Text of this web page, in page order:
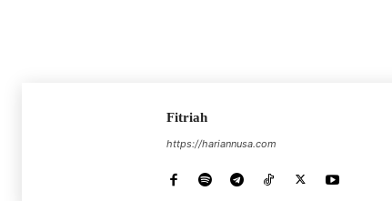
Fitriah
https://hariannusa.com